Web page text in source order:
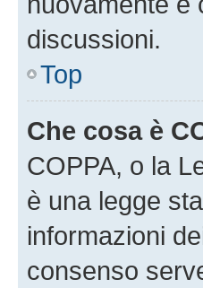
discussioni.
Top
Che cosa è
COPPA, o la
è una legge
informazioni
consenso